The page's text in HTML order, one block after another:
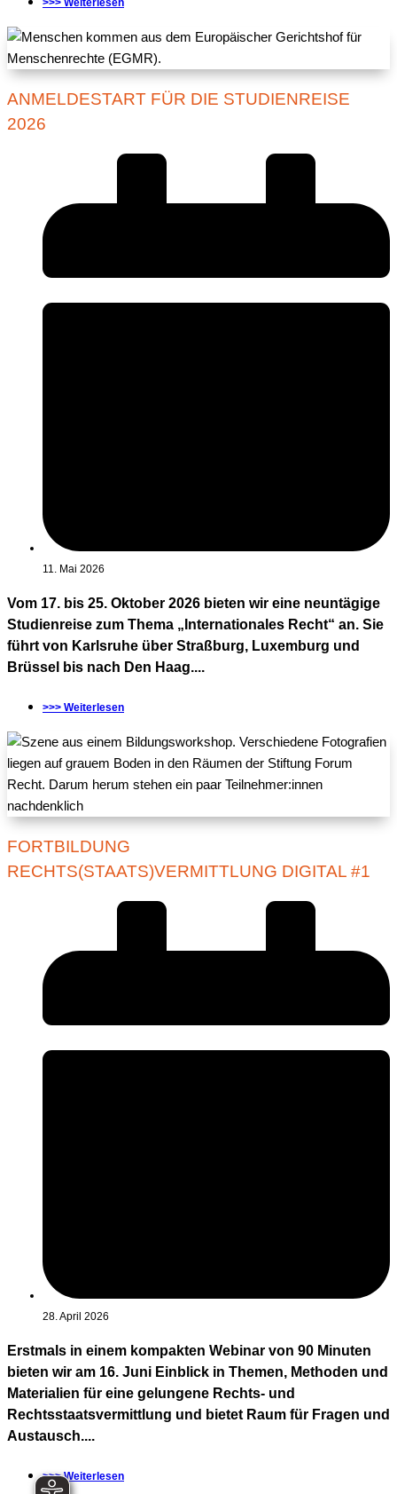
>>> Weiterlesen
ANMELDESTART FÜR DIE STUDIENREISE
2026
11. Mai 2026
Vom 17. bis 25. Oktober 2026 bieten wir eine neuntägige
Studienreise zum Thema „Internationales Recht“ an. Sie
führt von Karlsruhe über Straßburg, Luxemburg und
Brüssel bis nach Den Haag....
>>> Weiterlesen
FORTBILDUNG
RECHTS(STAATS)VERMITTLUNG DIGITAL #1
28. April 2026
Erstmals in einem kompakten Webinar von 90 Minuten
bieten wir am 16. Juni Einblick in Themen, Methoden und
Materialien für eine gelungene Rechts- und
Rechtsstaatsvermittlung und bietet Raum für Fragen und
Austausch....
>>> Weiterlesen